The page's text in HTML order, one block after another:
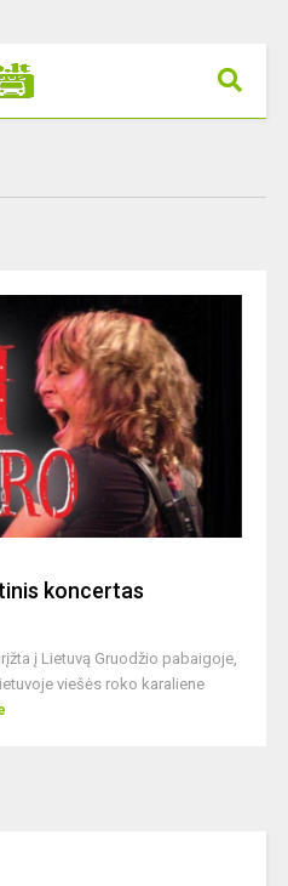
koncertas
į Lietuvą Gruodžio pabaigoje,
viešės roko karaliene